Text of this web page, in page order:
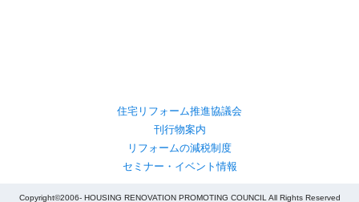
住宅リフォーム推進協議会
刊行物案内
リフォームの減税制度
セミナー・イベント情報
Copyright©2006- HOUSING RENOVATION PROMOTING COUNCIL All Rights Reserved